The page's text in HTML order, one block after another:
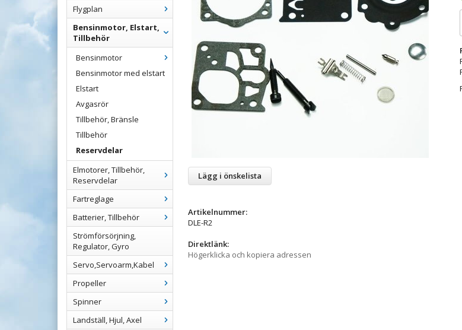
Flygplan
Bensinmotor, Elstart,
Tillbehör
Bensinmotor
Bensinmotor med elstart
Elstart
Avgasrör
Tillbehör, Bränsle
Tillbehör
Reservdelar
Elmotorer, Tillbehör,
Reservdelar
Fartreglage
Batterier, Tillbehör
Strömförsörjning,
Regulator, Gyro
Servo,Servoarm,Kabel
Propeller
Spinner
Landställ, Hjul, Axel
Lägg i önskelista
Artikelnummer:
DLE-R2
Direktlänk:
Högerklicka och kopiera adressen